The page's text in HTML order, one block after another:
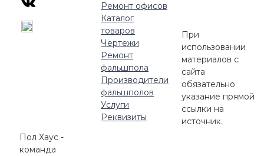
Ремонт офисов
Каталог
товаров
Чертежи
Ремонт
фальшпола
Производители
фальшполов
Услуги
Реквизиты
Пол Хаус -
команда
При
использовании
материалов с
сайта
обязательно
указание прямой
ссылки на
источник.